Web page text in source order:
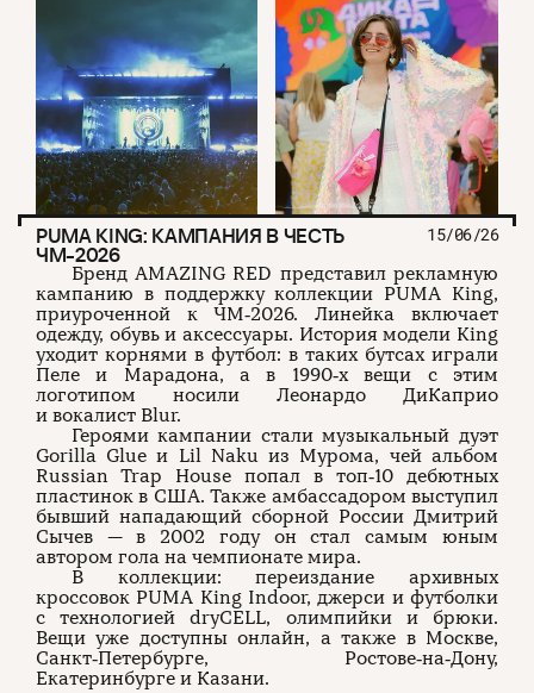
PUMA KING: КАМПАНИЯ В ЧЕСТЬ
ЧМ‑2026
15/06/26
Бренд AMAZING RED представил рекламную
кампанию в поддержку коллекции PUMA King,
приуроченной к ЧМ‑2026. Линейка включает
одежду, обувь и аксессуары. История модели King
уходит корнями в футбол: в таких бутсах играли
Пеле и Марадона, а в 1990‑х вещи с этим
логотипом носили Леонардо ДиКаприо
и вокалист Blur.
Героями кампании стали музыкальный дуэт
Gorilla Glue и Lil Naku из Мурома, чей альбом
Russian Trap House попал в топ‑10 дебютных
пластинок в США. Также амбассадором выступил
бывший нападающий сборной России Дмитрий
Сычев — в 2002 году он стал самым юным
автором гола на чемпионате мира.
В коллекции: переиздание архивных
кроссовок PUMA King Indoor, джерси и футболки
с технологией dryCELL, олимпийки и брюки.
Вещи уже доступны онлайн, а также в Москве,
Санкт‑Петербурге, Ростове‑на‑Дону,
Екатеринбурге и Казани.